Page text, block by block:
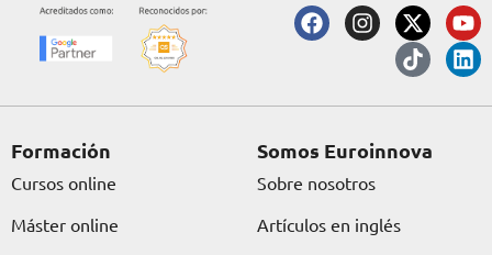
F
a
b
o
I
n
a
r
m
X
-
t
w
i
t
Y
o
u
t
u
T
i
k
t
o
L
i
n
k
e
Formación
Cursos online
Máster online
Somos Euroinnova
Sobre nosotros
Artículos en inglés